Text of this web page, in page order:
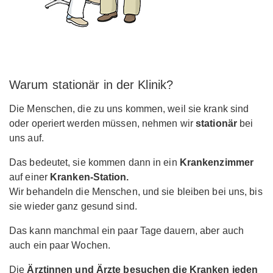
Warum stationär in der Klinik?
Die Menschen, die zu uns kommen, weil sie krank sind
oder operiert werden müssen, nehmen wirstationärbei
uns auf.
Das bedeutet, sie kommen dann in ein Krankenzimmer
auf einer Kranken-Station.
Wir behandeln die Menschen, und sie bleiben bei uns, bis
sie wieder ganz gesund sind.
Das kann manchmal ein paar Tage dauern, aber auch
auch ein paar Wochen.
Die Ärztinnen und Ärzte besuchen die Kranken jeden